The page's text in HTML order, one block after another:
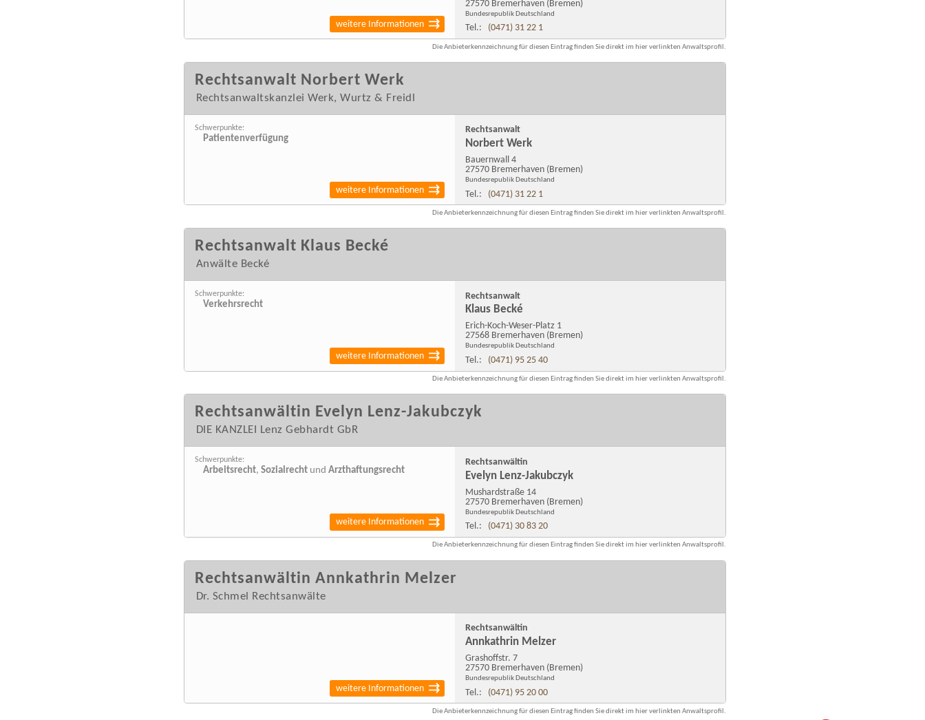
27570 Bremerhaven (Bremen)
Bundesrepublik Deutschland
Tel.: (0471) 31 22 1
weitere Informationen
Die Anbieterkennzeichnung für diesen Eintrag finden Sie direkt im hier verlinkten Anwaltsprofil.
Rechtsanwalt Norbert Werk
Rechtsanwaltskanzlei Werk, Wurtz & Freidl
Rechtsanwalt
Norbert Werk
Bauernwall 4
27570 Bremerhaven (Bremen)
Bundesrepublik Deutschland
Tel.: (0471) 31 22 1
Schwerpunkte:
Patientenverfügung
weitere Informationen
Die Anbieterkennzeichnung für diesen Eintrag finden Sie direkt im hier verlinkten Anwaltsprofil.
Rechtsanwalt Klaus Becké
Anwälte Becké
Rechtsanwalt
Klaus Becké
Erich-Koch-Weser-Platz 1
27568 Bremerhaven (Bremen)
Bundesrepublik Deutschland
Tel.: (0471) 95 25 40
Schwerpunkte:
Verkehrsrecht
weitere Informationen
Die Anbieterkennzeichnung für diesen Eintrag finden Sie direkt im hier verlinkten Anwaltsprofil.
Rechtsanwältin Evelyn Lenz-Jakubczyk
DIE KANZLEI Lenz Gebhardt GbR
Rechtsanwältin
Evelyn Lenz-Jakubczyk
Mushardstraße 14
27570 Bremerhaven (Bremen)
Bundesrepublik Deutschland
Tel.: (0471) 30 83 20
Schwerpunkte:
Arbeitsrecht,Sozialrecht undArzthaftungsrecht
weitere Informationen
Die Anbieterkennzeichnung für diesen Eintrag finden Sie direkt im hier verlinkten Anwaltsprofil.
Rechtsanwältin Annkathrin Melzer
Dr. Schmel Rechtsanwälte
Rechtsanwältin
Annkathrin Melzer
Grashoffstr. 7
27570 Bremerhaven (Bremen)
Bundesrepublik Deutschland
Tel.: (0471) 95 20 00
weitere Informationen
Die Anbieterkennzeichnung für diesen Eintrag finden Sie direkt im hier verlinkten Anwaltsprofil.